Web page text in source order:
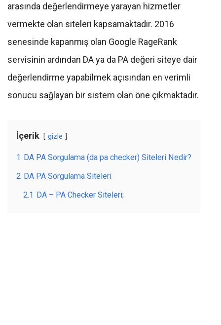
arasında değerlendirmeye yarayan hizmetler
vermekte olan siteleri kapsamaktadır. 2016
senesinde kapanmış olan Google RageRank
servisinin ardından DA ya da PA değeri siteye dair
değerlendirme yapabilmek açısından en verimli
sonucu sağlayan bir sistem olan öne çıkmaktadır.
İçerik gizle
1 DA PA Sorgulama (da pa checker) Siteleri Nedir?
2 DA PA Sorgulama Siteleri
2.1 DA – PA Checker Siteleri;